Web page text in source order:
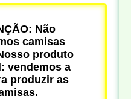
Não
camisas
produto
vendemos a
produzir as